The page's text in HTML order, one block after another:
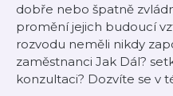
dobře nebo špatně
promění jejich budoucí
rozvodu neměli nikdy
zaměstnanci Jak Dál?
konzultaci? Dozvíte se v